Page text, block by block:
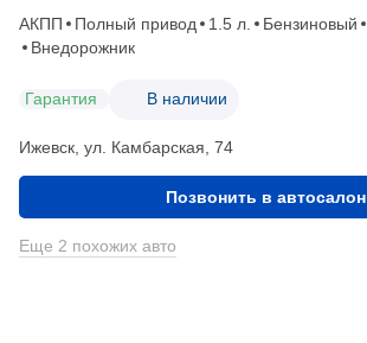
АКПП Полный привод 1.5 л. Бензиновый
Внедорожник
Гарантия В наличии
Ижевск, ул. Камбарская, 74
Позвонить в автосалон
Еще 2 похожих авто